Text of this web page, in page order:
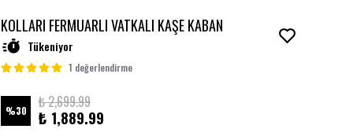
KOLLARI FERMUARLI VATKALI KAŞE KABAN
Tükeniyor
1 değerlendirme
%30 ₺ 2,699.99
₺ 1,889.99